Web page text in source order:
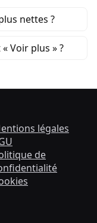
nettes ?
Voir plus » ?
légales
de